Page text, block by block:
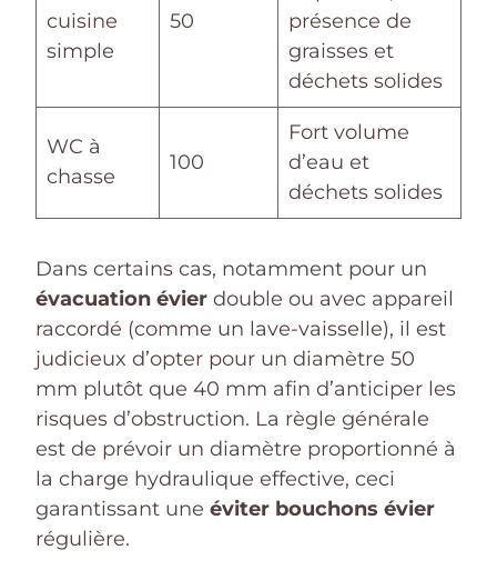
cuisine
simple
50
présence de
graisses et
déchets solides
WC à
chasse
100
Fort volume
d’eau et
déchets solides
Dans certains cas, notamment pour un
évacuation évier double ou avec appareil
raccordé (comme un lave-vaisselle), il est
judicieux d’opter pour un diamètre 50
mm plutôt que 40 mm afin d’anticiper les
risques d’obstruction. La règle générale
est de prévoir un diamètre proportionné à
la charge hydraulique effective, ceci
garantissant une éviter bouchons évier
régulière.